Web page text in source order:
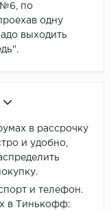
№6, по
одну
выходить
в рассрочку
и удобно,
и телефон.
в Тинькофф: